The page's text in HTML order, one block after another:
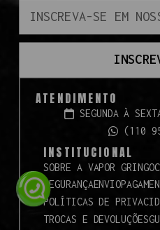
ATENDIMENTO
SEGUNDA À
(110
INSTITUCIONAL
SOBRE A VAPOR GRINGO
SEGURANÇAENVIO
POLÍTICAS DE
TROCAS E DEVOLUÇÕES